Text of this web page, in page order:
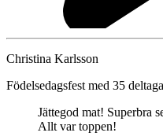
Christina Karlsson
Födelsedagsfest med 35
Jättegod mat! Superbra
Allt var toppen!